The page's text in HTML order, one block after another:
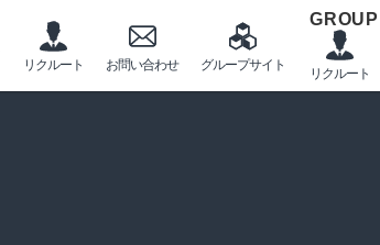
GROUP